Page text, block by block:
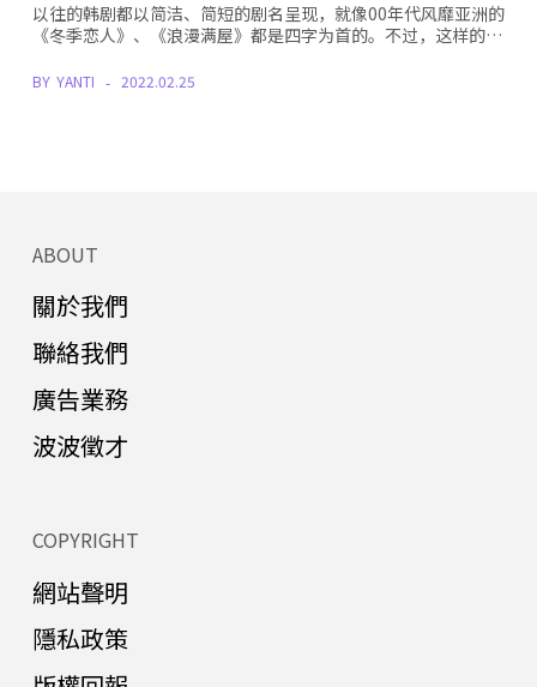
以往的韩剧都以简洁、简短的剧名呈现，就像00年代风靡亚洲的
《冬季恋人》、《浪漫满屋》都是四字为首的。不过，这样的…
BY YANTI 2022.02.25
ABOUT
關於我們
聯絡我們
廣告業務
波波徵才
COPYRIGHT
網站聲明
隱私政策